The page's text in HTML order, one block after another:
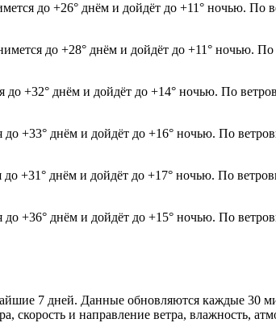
до +26° днём и дойдёт до +11° ночью. По
до +28° днём и дойдёт до +11° ночью.
+32° днём и дойдёт до +14° ночью. По
+33° днём и дойдёт до +16° ночью. По
+31° днём и дойдёт до +17° ночью. По
+36° днём и дойдёт до +15° ночью. По
7 дней. Данные обновляются каждые 30
и направление ветра, влажность,